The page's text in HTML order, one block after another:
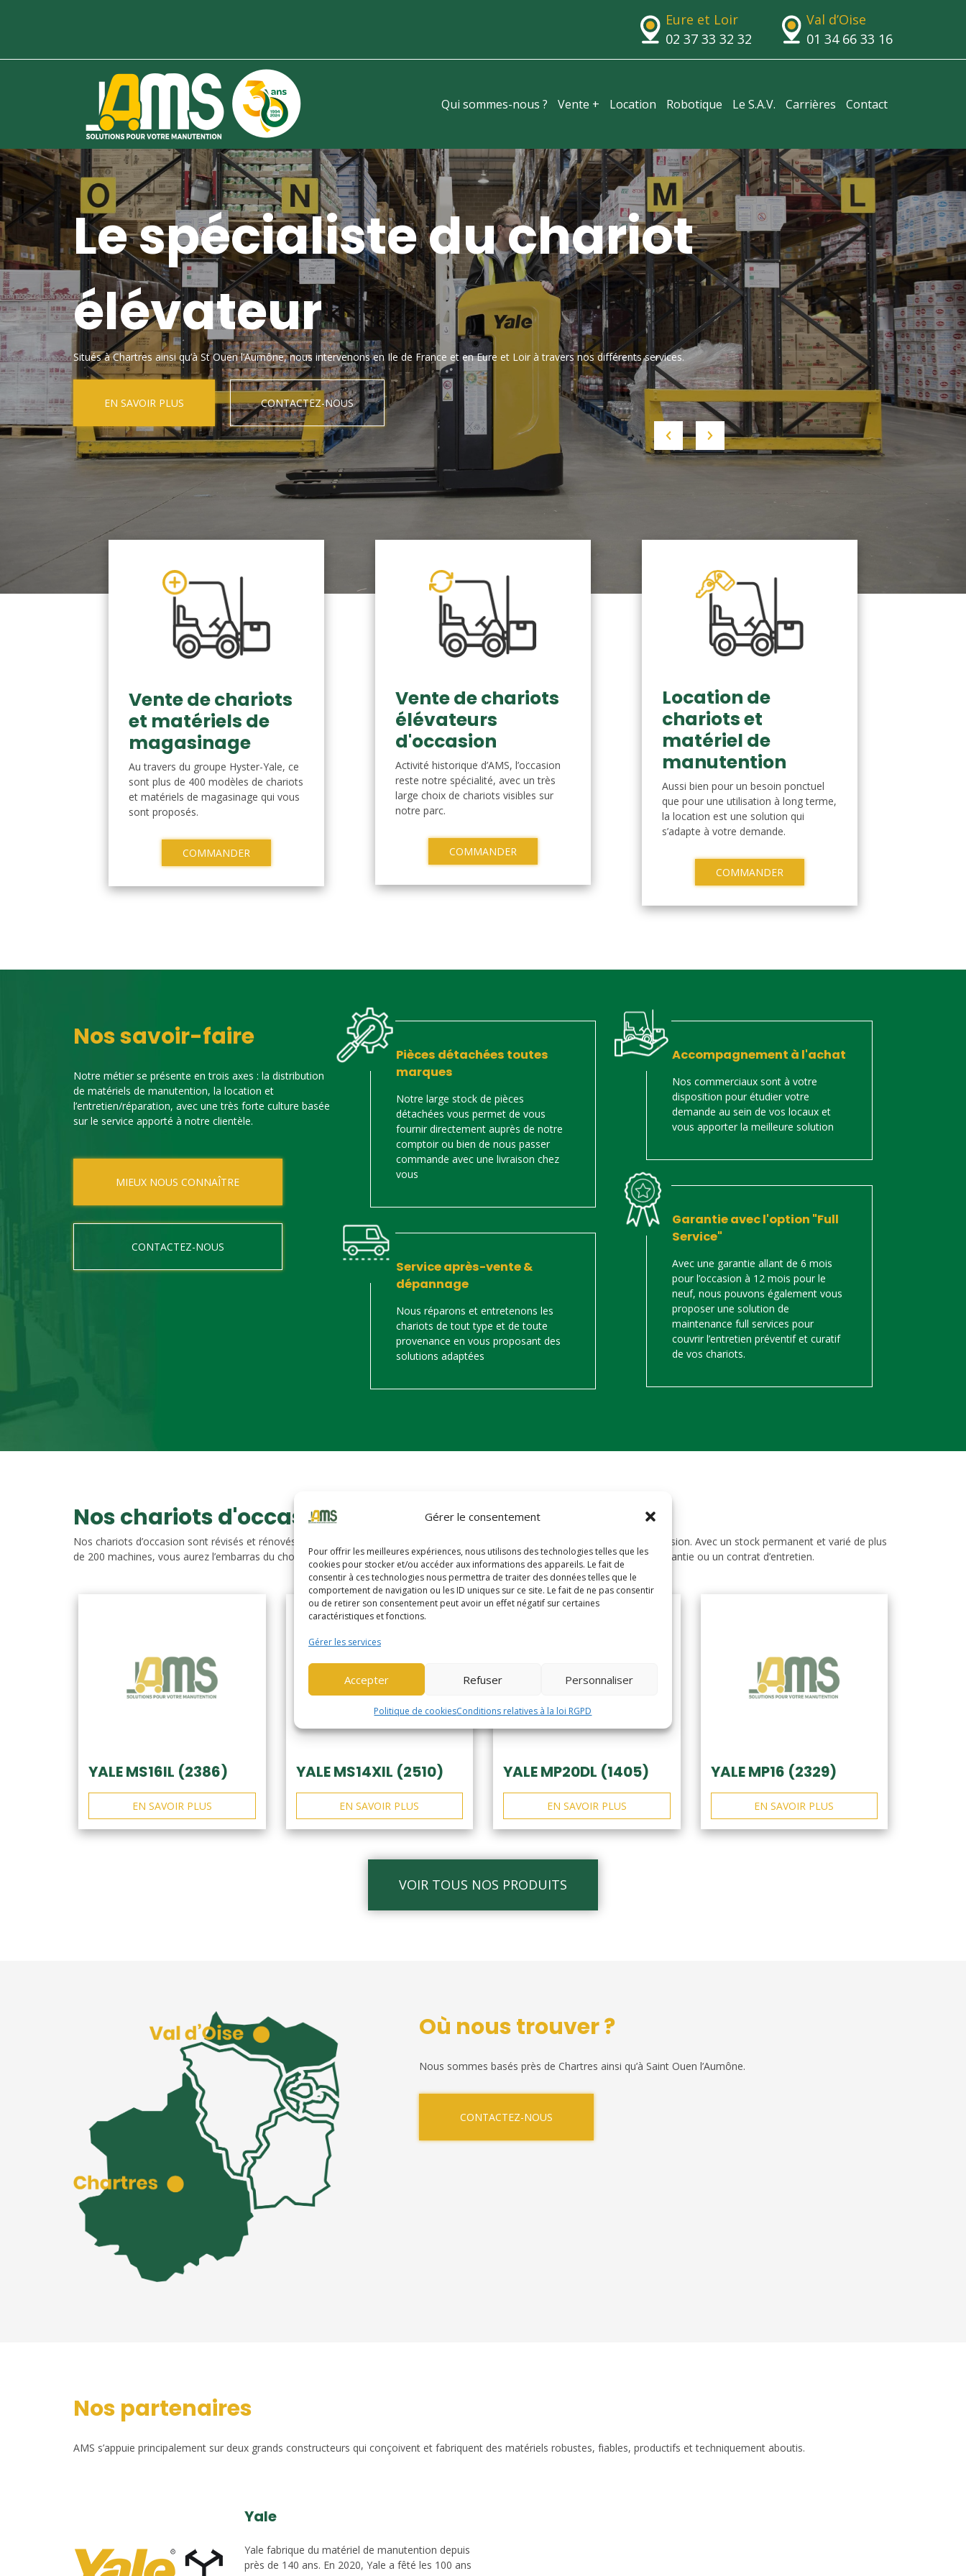
Gérer le consentement
Pour offrir les meilleures expériences, nous utilisons des technologies telles que les
cookies pour stocker et/ou accéder aux informations des appareils. Le fait de
consentir à ces technologies nous permettra de traiter des données telles que le
comportement de navigation ou les ID uniques sur ce site. Le fait de ne pas consentir
ou de retirer son consentement peut avoir un effet négatif sur certaines
caractéristiques et fonctions.
Gérer les services
Accepter Refuser Personnaliser
Politique de cookiesConditions relatives à la loi RGPD
Eure et Loir
02 37 33 32 32
Val d’Oise
01 34 66 33 16
Qui sommes-nous ? Vente + Location Robotique Le S.A.V. Carrières Contact
Le spécialiste du chariot
élévateur
Situés à Chartres ainsi qu’à St Ouen l’Aumône, nous intervenons en Ile de France et en Eure et Loir à travers nos différents services.
EN SAVOIR PLUS CONTACTEZ-NOUS
Vente de chariots
et matériels de
magasinage
Au travers du groupe Hyster-Yale, ce
sont plus de 400 modèles de chariots
et matériels de magasinage qui vous
sont proposés.
COMMANDER
Vente de chariots
élévateurs
d'occasion
Activité historique d’AMS, l’occasion
reste notre spécialité, avec un très
large choix de chariots visibles sur
notre parc.
COMMANDER
Location de
chariots et
matériel de
manutention
Aussi bien pour un besoin ponctuel
que pour une utilisation à long terme,
la location est une solution qui
s’adapte à votre demande.
COMMANDER
Nos savoir-faire
Notre métier se présente en trois axes : la distribution
de matériels de manutention, la location et
l’entretien/réparation, avec une très forte culture basée
sur le service apporté à notre clientèle.
MIEUX NOUS CONNAÎTRE
CONTACTEZ-NOUS
Pièces détachées toutes
marques
Notre large stock de pièces
détachées vous permet de vous
fournir directement auprès de notre
comptoir ou bien de nous passer
commande avec une livraison chez
vous
Service après-vente &
dépannage
Nous réparons et entretenons les
chariots de tout type et de toute
provenance en vous proposant des
solutions adaptées
Accompagnement à l'achat
Nos commerciaux sont à votre
disposition pour étudier votre
demande au sein de vos locaux et
vous apporter la meilleure solution
Garantie avec l'option "Full
Service"
Avec une garantie allant de 6 mois
pour l’occasion à 12 mois pour le
neuf, nous pouvons également vous
proposer une solution de
maintenance full services pour
couvrir l’entretien préventif et curatif
de vos chariots.
Nos chariots d'occasion
Nos chariots d’occasion sont révisés et rénovés. Vous trouverez ci-dessous notre catalogue de matériels de manutention d’occasion. Avec un stock permanent et varié de plus
de 200 machines, vous aurez l’embarras du choix. Nos chariots sont révisés, reconditionnés, repeints, prêts à partir avec une garantie ou un contrat d’entretien.
YALE MS16IL (2386)
EN SAVOIR PLUS
YALE MS14XIL (2510)
EN SAVOIR PLUS
YALE MP20DL (1405)
EN SAVOIR PLUS
YALE MP16 (2329)
EN SAVOIR PLUS
VOIR TOUS NOS PRODUITS
Où nous trouver ?
Nous sommes basés près de Chartres ainsi qu’à Saint Ouen l’Aumône.
CONTACTEZ-NOUS
Nos partenaires
AMS s’appuie principalement sur deux grands constructeurs qui conçoivent et fabriquent des matériels robustes, fiables, productifs et techniquement aboutis.
Yale
Yale fabrique du matériel de manutention depuis
près de 140 ans. En 2020, Yale a fêté les 100 ans